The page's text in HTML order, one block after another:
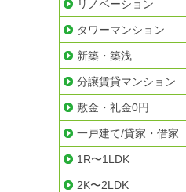
リノベーション
タワーマンション
新築・築浅
分譲賃貸マンション
敷金・礼金0円
一戸建て/貸家・借家
1R〜1LDK
2K〜2LDK